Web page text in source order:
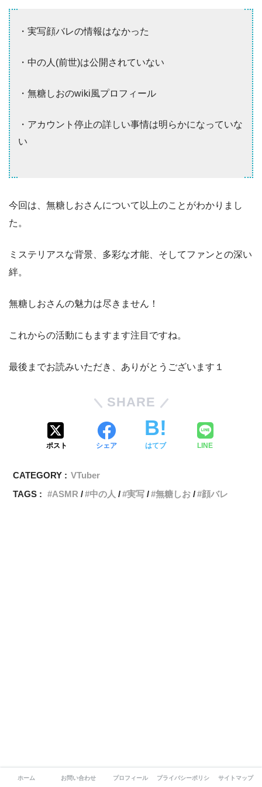
・実写顔バレの情報はなかった
・中の人(前世)は公開されていない
・無糖しおのwiki風プロフィール
・アカウント停止の詳しい事情は明らかになっていな
い
今回は、無糖しおさんについて以上のことがわかりまし
た。
ミステリアスな背景、多彩な才能、そしてファンとの深い
絆。
無糖しおさんの魅力は尽きません！
これからの活動にもますます注目ですね。
最後までお読みいただき、ありがとうございます１
SHARE
ポスト シェア はてブ LINE
CATEGORY : VTuber
TAGS :
ASMR 中の人 実写 無糖しお 顔バレ
ホーム お問い合わせ プロフィール プライバシーポリシー サイトマップ